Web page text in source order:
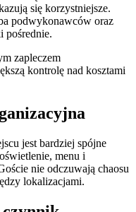
się korzystniejsze.
podwykonawców oraz
pośrednie.
zapleczem
kontrolę nad kosztami
jest bardziej spójne
menu i
nie odczuwają chaosu
lokalizacjami.